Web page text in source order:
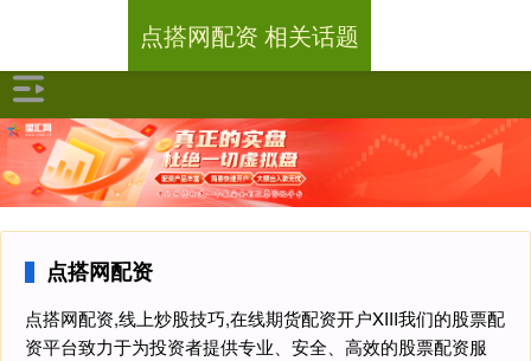
点搭网配资
点搭网配资,线上炒股技巧,在线期货配资开户XIII‌我们的股票配
资平台致力于为投资者提供专业、安全、高效的股票配资服
点搭网配资 相关话题